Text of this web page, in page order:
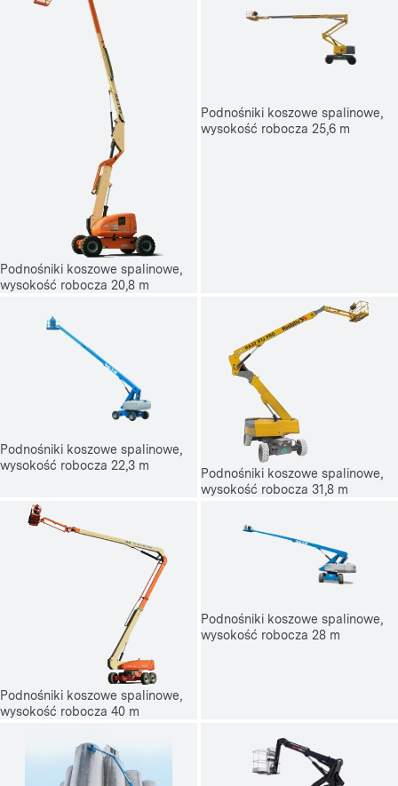
Podnośniki koszowe spalinowe,
wysokość robocza 20,8 m
Podnośniki koszowe spalinowe,
wysokość robocza 25,6 m
Podnośniki koszowe spalinowe,
wysokość robocza 22,3 m
Podnośniki koszowe spalinowe,
wysokość robocza 31,8 m
Podnośniki koszowe spalinowe,
wysokość robocza 40 m
Podnośniki koszowe spalinowe,
wysokość robocza 28 m